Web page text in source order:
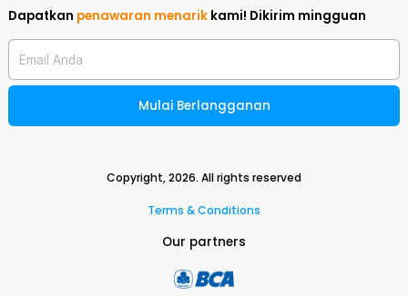
Dapatkan penawaran menarik kami! Dikirim mingguan
Email Anda
Mulai Berlangganan
Copyright,2026. All rights reserved
Terms & Conditions
Our partners